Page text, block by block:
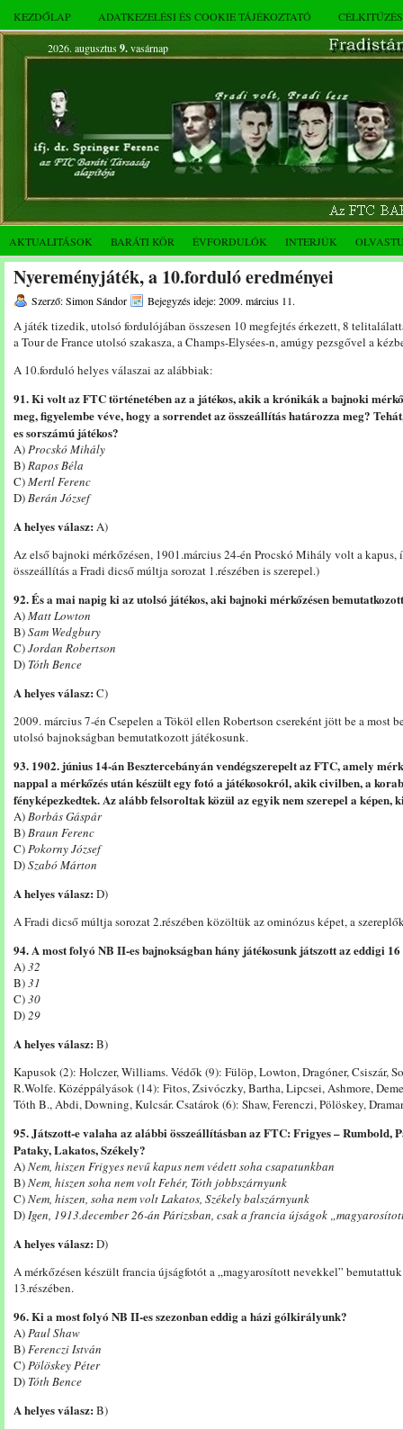
KEZDŐLAP ADATKEZELÉSI ÉS COOKIE TÁJÉKOZTATÓ
2026. augusztus 9.vasárnap
AKTUALITÁSOK BARÁTI KÖR ÉVFORDULÓK INTERJÚK
Nyereményjáték, a 10.forduló eredményei
Szerző: Simon Sándor Bejegyzés ideje: 2009. március 11.
A játék tizedik, utolsó fordulójában összesen 10 megfejtés érkezett, 8
a Tour de France utolsó szakasza, a Champs-Elysées-n, amúgy pezsgővel a
A 10.forduló helyes válaszai az alábbiak:
91. Ki volt az FTC történetében az a játékos, akik a krónikák a bajnoki
meg, figyelembe véve, hogy a sorrendet az összeállítás határozza meg?
es sorszámú játékos?
A)Procskó Mihály
B)Rapos Béla
C)Mertl Ferenc
D)Berán József
A helyes válasz: A)
Az első bajnoki mérkőzésen, 1901.március 24-én Procskó Mihály volt a kapus,
összeállítás a Fradi dicső múltja sorozat 1.részében is szerepel.)
92. És a mai napig ki az utolsó játékos, aki bajnoki mérkőzésen
A)Matt Lowton
B)Sam Wedgbury
C)Jordan Robertson
D) Tóth Bence
A helyes válasz: C)
2009. március 7-én Csepelen a Tököl ellen Robertson csereként jött be a most
utolsó bajnokságban bemutatkozott játékosunk.
93. 1902. június 14-án Besztercebányán vendégszerepelt az FTC, amely
nappal a mérkőzés után készült egy fotó a játékosokról, akik civilben, a
fényképezkedtek. Az alább felsoroltak közül az egyik nem szerepel a képen,
A)Borbás Gáspár
B)Braun Ferenc
C)Pokorny József
D)Szabó Márton
A helyes válasz: D)
A Fradi dicső múltja sorozat 2.részében közöltük az ominózus képet, a
94. A most folyó NB II-es bajnokságban hány játékosunk játszott az eddigi 16
A)32
B)31
C)30
D)29
A helyes válasz: B)
Kapusok (2): Holczer, Williams. Védők (9): Fülöp, Lowton, Dragóner, Csiszár,
R.Wolfe. Középpályások (14): Fitos, Zsivóczky, Bartha, Lipcsei, Ashmore,
Tóth B., Abdi, Downing, Kulcsár. Csatárok (6): Shaw, Ferenczi, Pölöskey,
95. Játszott-e valaha az alábbi összeállításban az FTC: Frigyes – Rumbold,
Pataky, Lakatos, Székely?
A)Nem, hiszen Frigyes nevű kapus nem védett soha csapatunkban
B)Nem, hiszen soha nem volt Fehér, Tóth jobbszárnyunk
C)Nem, hiszen, soha nem volt Lakatos, Székely balszárnyunk
D)Igen, 1913.december 26-án Párizsban, csak a francia újságok
A helyes válasz: D)
A mérkőzésen készült francia újságfotót a „magyarosított nevekkel”
13.részében.
96. Ki a most folyó NB II-es szezonban eddig a házi gólkirályunk?
A)Paul Shaw
B)Ferenczi István
C)Pölöskey Péter
D) Tóth Bence
A helyes válasz: B)